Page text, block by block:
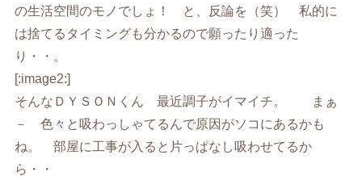
の生活空間のモノでしょ！ と、反論を（笑） 私的に
は捨てるタイミングも分かるので願ったり適った
り・・。
[:image2:]
そんなＤＹＳＯＮくん 最近調子がイマイチ。 まぁ
－ 色々と吸わっしゃてるんで原因がソコにあるかも
ね。 部屋に工事が入ると片っぱなし吸わせてるか
ら・・